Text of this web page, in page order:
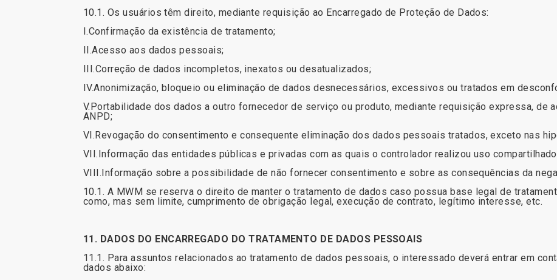
10.1. Os usuários têm direito, mediante requisição ao Encarregado de Proteção de Dados:
I.Confirmação da existência de tratamento;
II.Acesso aos dados pessoais;
III.Correção de dados incompletos, inexatos ou desatualizados;
IV.Anonimização, bloqueio ou eliminação de dados desnecessários, excessivos ou tratados em
V.Portabilidade dos dados a outro fornecedor de serviço ou produto, mediante requisição expressa, de
ANPD;
VI.Revogação do consentimento e consequente eliminação dos dados pessoais tratados, exceto nas
VII.Informação das entidades públicas e privadas com as quais o controlador realizou uso
VIII.Informação sobre a possibilidade de não fornecer consentimento e sobre as consequências da
10.1. A MWM se reserva o direito de manter o tratamento de dados caso possua base legal de
como, mas sem limite, cumprimento de obrigação legal, execução de contrato, legítimo interesse, etc.
11. DADOS DO ENCARREGADO DO TRATAMENTO DE DADOS PESSOAIS
11.1. Para assuntos relacionados ao tratamento de dados pessoais, o interessado deverá entrar em
dados abaixo: